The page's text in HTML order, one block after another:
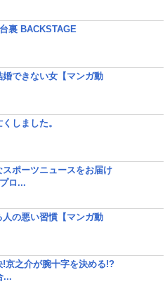
裏 BACKSTAGE
婚できない女【マンガ動
しました。
ポーツニュースをお届け
ロ...
人の悪い習慣【マンガ動
京之介が腕十字を決める!?
...